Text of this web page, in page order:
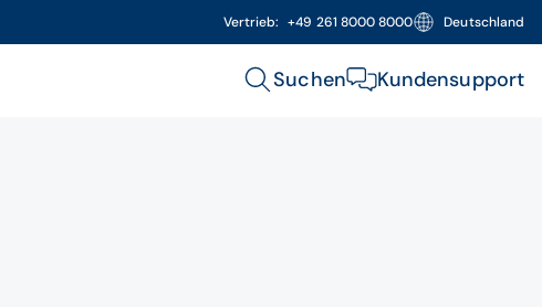
Vertrieb: +49 261 8000 8000 Deutschland
Suchen Kundensupport